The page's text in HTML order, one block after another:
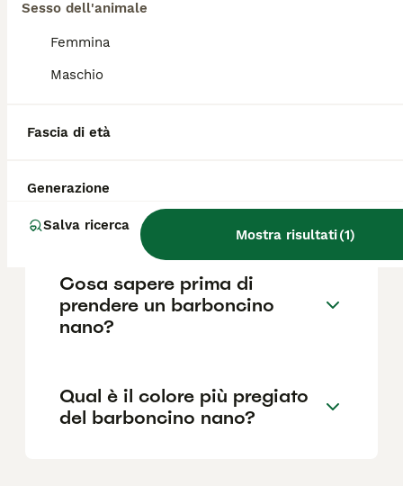
Sesso dell'animale
Femmina
Maschio
Fascia di età
Generazione
Salva ricerca
Mostra risultati(1)
come il pedigree, la reputazione
dell'allevatore e la posizione.
barboncino nano?
Che differenza c'è tra il
barboncino toy e il mini toy?
Cosa sapere prima di
prendere un barboncino
nano?
Qual è il colore più pregiato
del barboncino nano?